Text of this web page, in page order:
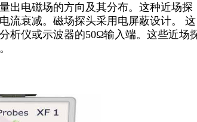
出电磁场的方向及其分布。这种近场探
流衰减。磁场探头采用电屏蔽设计。 这
析仪或示波器的50Ω输入端。这些近场